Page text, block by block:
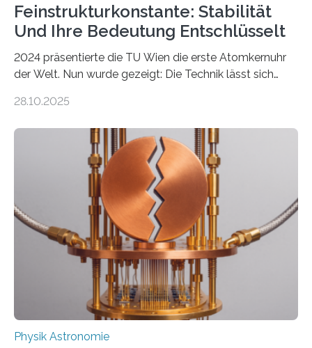
Feinstrukturkonstante: Stabilität
Und Ihre Bedeutung Entschlüsselt
2024 präsentierte die TU Wien die erste Atomkernuhr
der Welt. Nun wurde gezeigt: Die Technik lässt sich
fundamentalen Physik nachzugehen. Thorium-
Messungen verwenden. Das hatte man jahrzehntelang
vermutet, weltweit war nach den passenden
Atomkern-Zuständen gesucht worden, 2024 gelang
einem Team der TU Wien mit Unterstützung
internationaler Partner der entscheidende Durchbruch:
Der lange diskutierte Thorium-Kernübergang wurde
gefunden. Kurz darauf konnte man zeigen, dass sich
Thorium tatsächlich nutzen lässt, um hochpräzise…
28.10.2025
Physik Astronomie